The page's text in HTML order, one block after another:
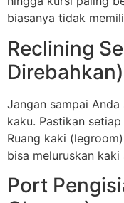
biasanya tidak
Reclining
Direbahkan)
Jangan sampai
kaku. Pastikan
Ruang kaki
bisa meluruskan kaki
Port